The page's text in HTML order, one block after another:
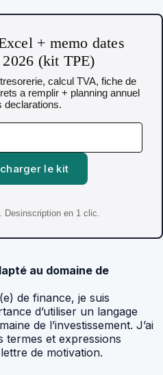
+ memo dates
(kit TPE)
calcul TVA, fiche de
a remplir + planning annuel
declarations.
le kit
Desinscription en 1 clic.
au domaine de
de finance, je suis
d’utiliser un langage
de l’investissement. J’ai
termes et expressions
de motivation.